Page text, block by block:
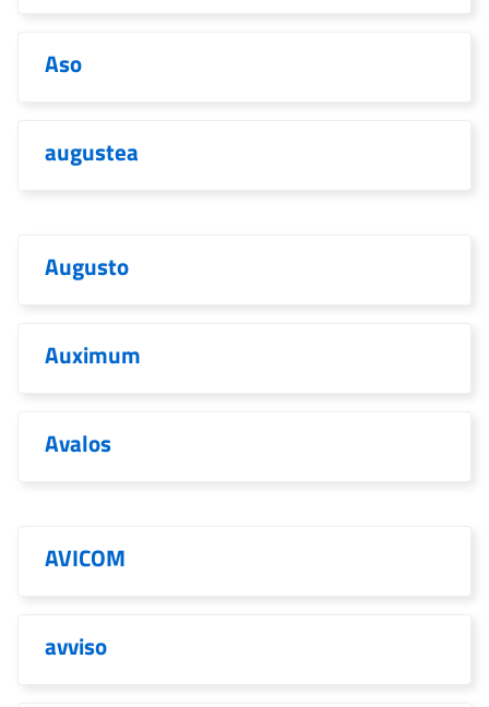
Aso
augustea
Augusto
Auximum
Avalos
AVICOM
avviso